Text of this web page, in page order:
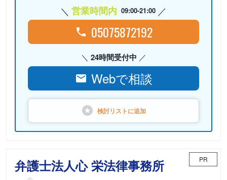
営業時間内 09:00-21:00
05075872192
24時間受付中
Webで相談
検討リストに追加
弁護士法人心 栄法律事務所 PR